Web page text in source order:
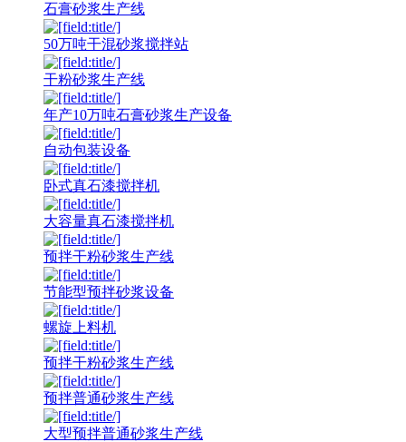
石膏砂浆生产线
50万吨干混砂浆搅拌站
干粉砂浆生产线
年产10万吨石膏砂浆生产设备
自动包装设备
卧式真石漆搅拌机
大容量真石漆搅拌机
预拌干粉砂浆生产线
节能型预拌砂浆设备
螺旋上料机
预拌干粉砂浆生产线
预拌普通砂浆生产线
大型预拌普通砂浆生产线